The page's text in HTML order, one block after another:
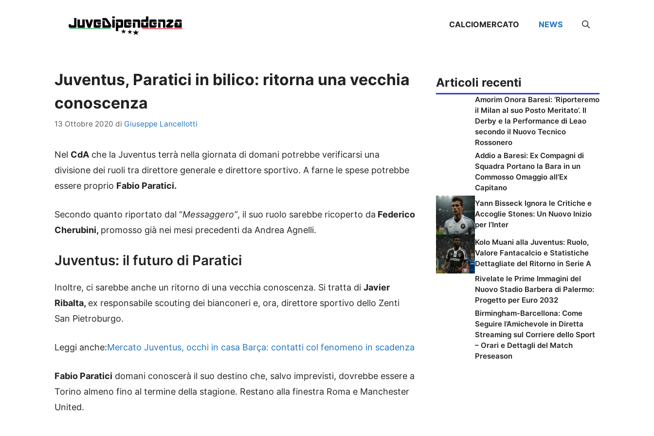
CALCIOMERCATO NEWS
Juventus, Paratici in bilico: ritorna una vecchia
conoscenza
13 Ottobre 2020 di Giuseppe Lancellotti
Nel CdA che la Juventus terrà nella giornata di domani potrebbe verificarsi una
divisione dei ruoli tra direttore generale e direttore sportivo. A farne le spese potrebbe
essere proprio Fabio Paratici.
Secondo quanto riportato dal “Messaggero”, il suo ruolo sarebbe ricoperto da Federico
Cherubini, promosso già nei mesi precedenti da Andrea Agnelli.
Juventus: il futuro di Paratici
Inoltre, ci sarebbe anche un ritorno di una vecchia conoscenza. Si tratta di Javier
Ribalta, ex responsabile scouting dei bianconeri e, ora, direttore sportivo dello Zenti
San Pietroburgo.
Leggi anche:Mercato Juventus, occhi in casa Barça: contatti col fenomeno in scadenza
Fabio Paratici domani conoscerà il suo destino che, salvo imprevisti, dovrebbe essere a
Torino almeno fino al termine della stagione. Restano alla finestra Roma e Manchester
United.
Articoli recenti
Amorim Onora Baresi: ‘Riporteremo
il Milan al suo Posto Meritato’. Il
Derby e la Performance di Leao
secondo il Nuovo Tecnico
Rossonero
Addio a Baresi: Ex Compagni di
Squadra Portano la Bara in un
Commosso Omaggio all’Ex
Capitano
Yann Bisseck Ignora le Critiche e
Accoglie Stones: Un Nuovo Inizio
per l’Inter
Kolo Muani alla Juventus: Ruolo,
Valore Fantacalcio e Statistiche
Dettagliate del Ritorno in Serie A
Rivelate le Prime Immagini del
Nuovo Stadio Barbera di Palermo:
Progetto per Euro 2032
Birmingham-Barcellona: Come
Seguire l’Amichevole in Diretta
Streaming sul Corriere dello Sport
– Orari e Dettagli del Match
Preseason